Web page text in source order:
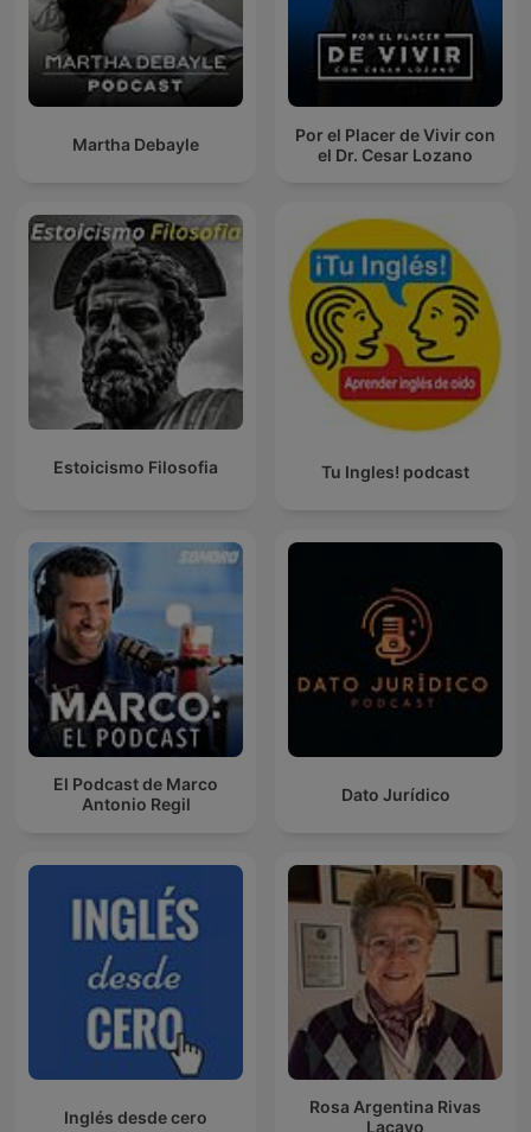
Martha Debayle
Por el Placer de Vivir con
el Dr. Cesar Lozano
Estoicismo Filosofia Tu Ingles! podcast
El Podcast de Marco
Antonio Regil
Dato Jurídico
Inglés desde cero
Rosa Argentina Rivas
Lacayo